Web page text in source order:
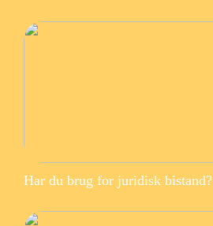
Har du brug for juridisk bistand?